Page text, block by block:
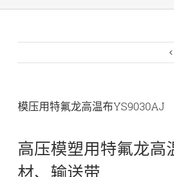
模压用特氟龙高温布YS9030AJ
高压模塑用特氟龙高
材、输送带